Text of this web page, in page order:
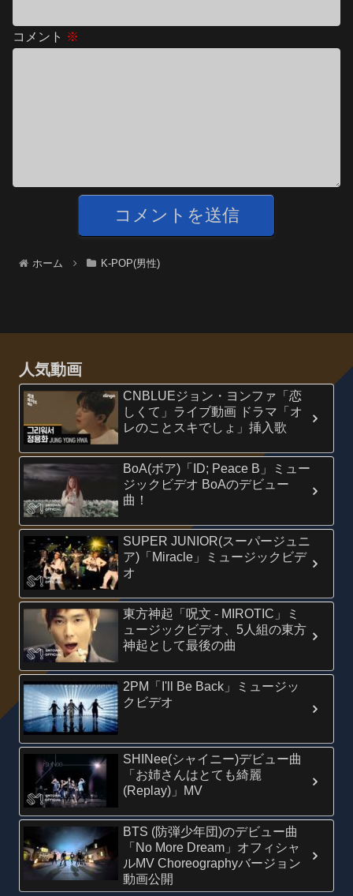
コメント ※
ホーム K-POP(男性)
人気動画
CNBLUEジョン・ヨンファ「恋
しくて」ライブ動画 ドラマ「オ
レのことスキでしょ」挿入歌
BoA(ボア)「ID; Peace B」ミュー
ジックビデオ BoAのデビュー
曲！
SUPER JUNIOR(スーパージュニ
ア)「Miracle」ミュージックビデ
オ
東方神起「呪文 - MIROTIC」ミ
ュージックビデオ、5人組の東方
神起として最後の曲
2PM「I'll Be Back」ミュージッ
クビデオ
SHINee(シャイニー)デビュー曲
「お姉さんはとても綺麗
(Replay)」MV
BTS (防弾少年団)のデビュー曲
「No More Dream」オフィシャ
ルMV Choreographyバージョン
動画公開